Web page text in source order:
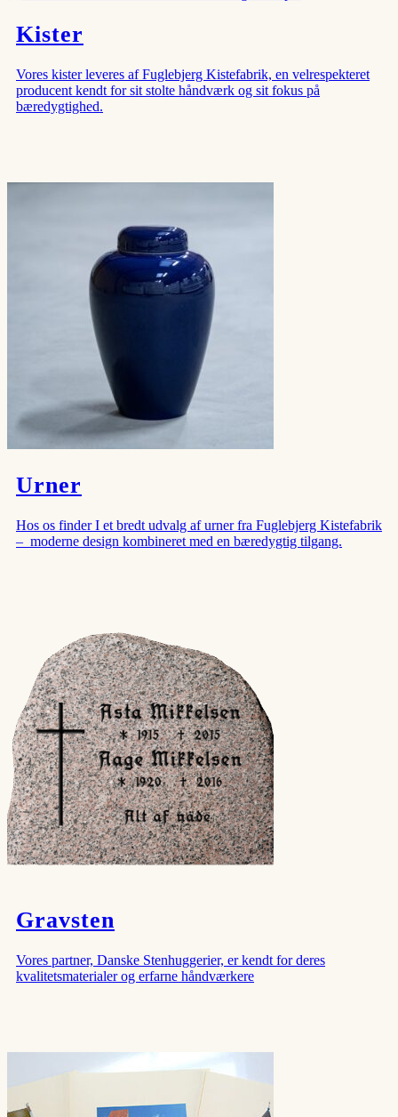
Kister
Vores kister leveres af Fuglebjerg Kistefabrik, en velrespekteret
producent kendt for sit stolte håndværk og sit fokus på
bæredygtighed.
Urner
Hos os finder I et bredt udvalg af urner fra Fuglebjerg Kistefabrik
– moderne design kombineret med en bæredygtig tilgang.
Gravsten
Vores partner, Danske Stenhuggerier, er kendt for deres
kvalitetsmaterialer og erfarne håndværkere